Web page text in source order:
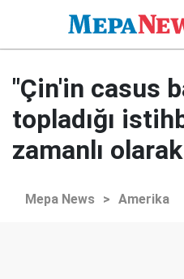
"Çin'in casus
topladığı
zamanlı
Mepa News > Amerika